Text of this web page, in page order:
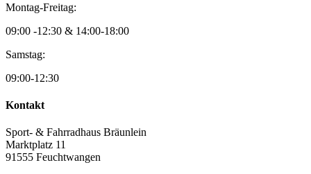
Montag-Freitag:
09:00 -12:30 & 14:00-18:00
Samstag:
09:00-12:30
Kontakt
Sport- & Fahrradhaus Bräunlein
Marktplatz 11
91555 Feuchtwangen